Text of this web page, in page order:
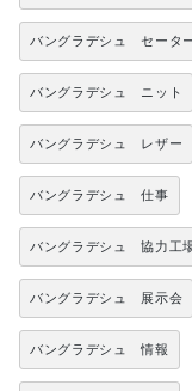
バングラデシュ セータ
バングラデシュ ニット
バングラデシュ レザー
バングラデシュ 仕事
バングラデシュ 協力工
バングラデシュ 展示会
バングラデシュ 情報